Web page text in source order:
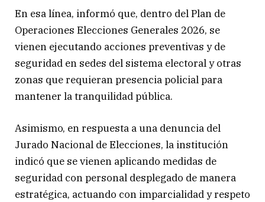
En esa línea, informó que, dentro del Plan de
Operaciones Elecciones Generales 2026, se
vienen ejecutando acciones preventivas y de
seguridad en sedes del sistema electoral y otras
zonas que requieran presencia policial para
mantener la tranquilidad pública.
Asimismo, en respuesta a una denuncia del
Jurado Nacional de Elecciones, la institución
indicó que se vienen aplicando medidas de
seguridad con personal desplegado de manera
estratégica, actuando con imparcialidad y respeto